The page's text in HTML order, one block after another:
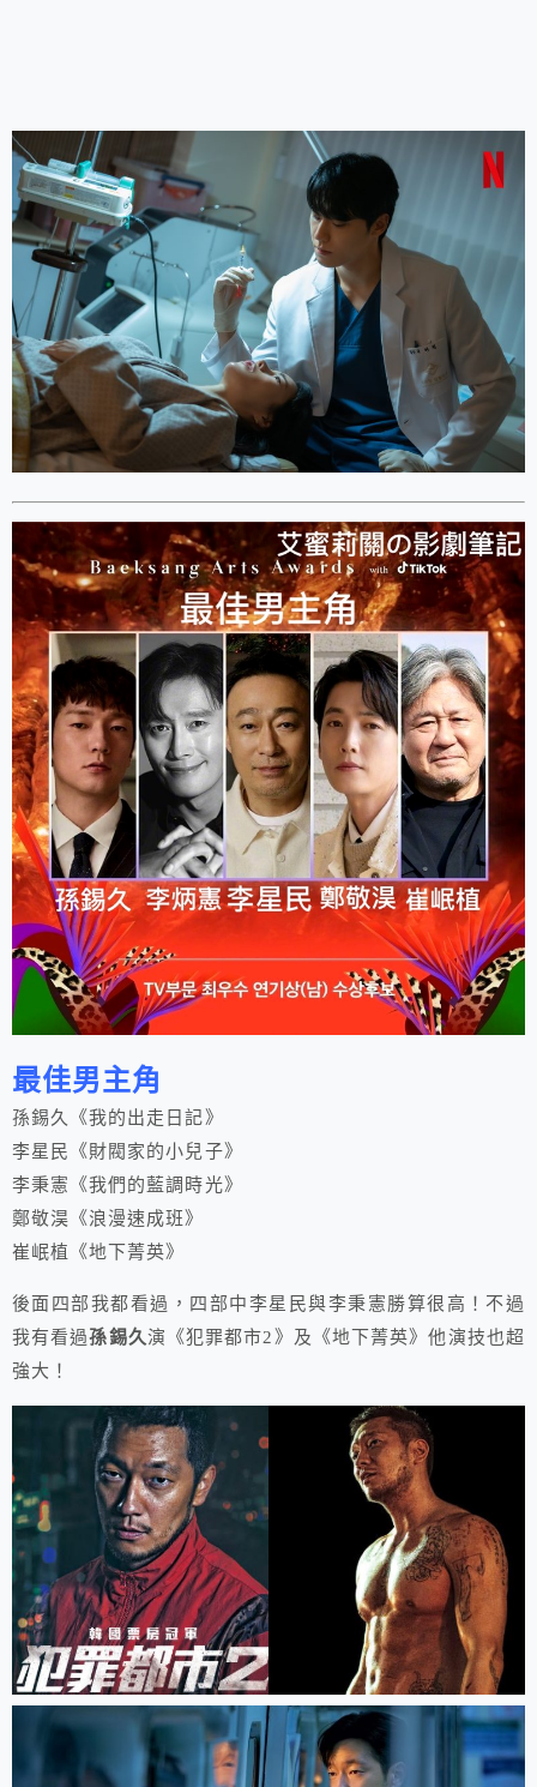
最佳男主角
孫錫久《我的出走日記》
李星民《財閥家的小兒子》
李秉憲《我們的藍調時光》
鄭敬淏《浪漫速成班》
崔岷植《地下菁英》
後面四部我都看過，四部中李星民與李秉憲勝算很高！不過
我有看過孫錫久演《犯罪都市2》及《地下菁英》他演技也超
強大！